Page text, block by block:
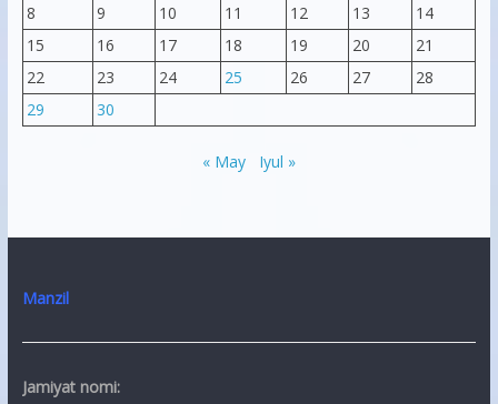
8
9 10 11 12 13
14
15
16 17 18 19 20
21
22
23 24 25 26 27
28
29
30
« May Iyul »
Manzil
Jamiyat nomi: